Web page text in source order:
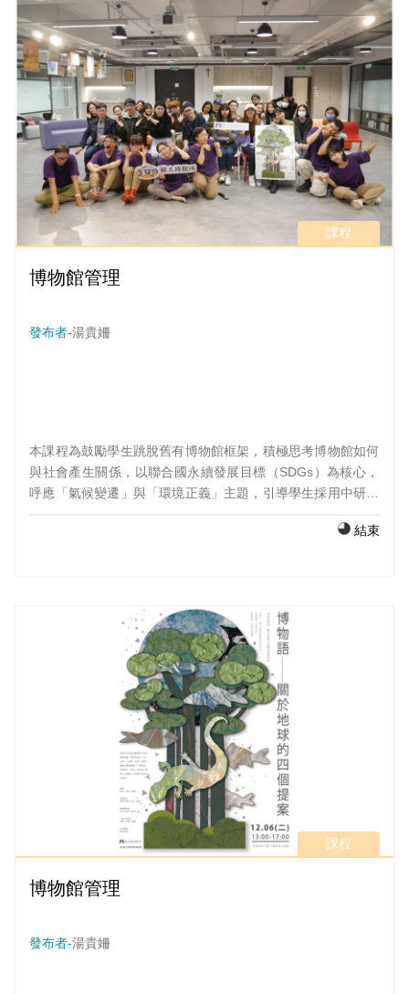
課程
博物館管理
發布者-湯貴姍
本課程為鼓勵學生跳脫舊有博物館框架，積極思考博物館如何
與社會產生關係，以聯合國永續發展目標（SDGs）為核心，
呼應「氣候變遷」與「環境正義」主題，引導學生採用中研院
平台進行線上策展，結合博物館管理與經營管理理論，最終於
出型式詮釋環境與氣候議題，與學生及參與者建立良好的跨領
域交流，線上展覽與表演藝術對話，展現出同一議題下多元的
結束
課程
博物館管理
發布者-湯貴姍